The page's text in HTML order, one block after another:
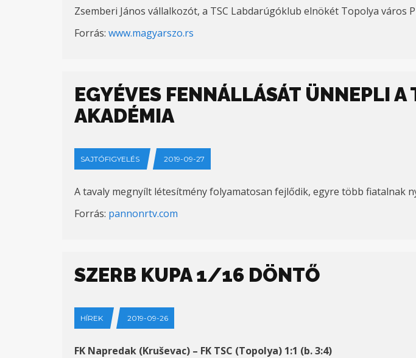
Zsemberi János vállalkozót, a TSC Labdarúgóklub elnökét Topolya város
Forrás: www.magyarszo.rs
EGYÉVES FENNÁLLÁSÁT ÜNNEPLI
AKADÉMIA
SAJTÓFIGYELÉS 2019-09-27
A tavaly megnyílt létesítmény folyamatosan fejlődik, egyre több fiatalnak
Forrás: pannonrtv.com
SZERB KUPA 1/16 DÖNTŐ
HÍREK 2019-09-26
FK Napredak (Kruševac) – FK TSC (Topolya) 1:1 (b. 3:4)